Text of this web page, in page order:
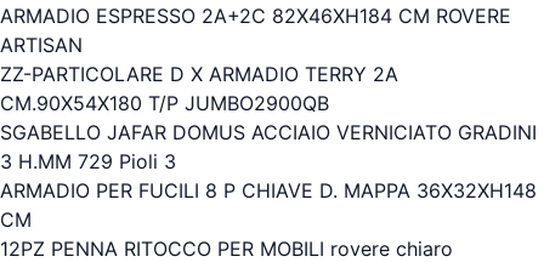
ARMADIO ESPRESSO 2A+2C 82X46XH184 CM ROVERE
ARTISAN
ZZ-PARTICOLARE D X ARMADIO TERRY 2A
CM.90X54X180 T/P JUMBO2900QB
SGABELLO JAFAR DOMUS ACCIAIO VERNICIATO GRADINI
3 H.MM 729 Pioli 3
ARMADIO PER FUCILI 8 P CHIAVE D. MAPPA 36X32XH148
CM
12PZ PENNA RITOCCO PER MOBILI rovere chiaro